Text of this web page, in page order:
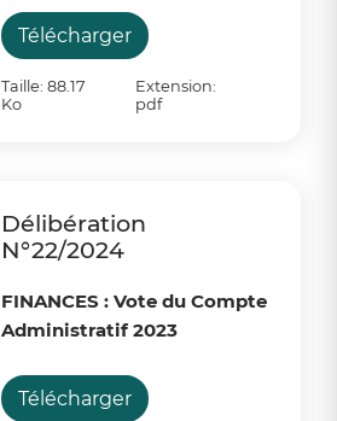
Télécharger
Taille: 88.17
Ko
Extension:
pdf
Délibération
N°22/2024
FINANCES : Vote du Compte
Administratif 2023
Télécharger